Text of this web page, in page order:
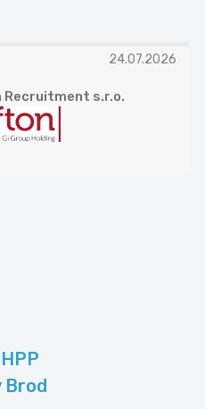
24.07.2026
s.r.o.
Brod